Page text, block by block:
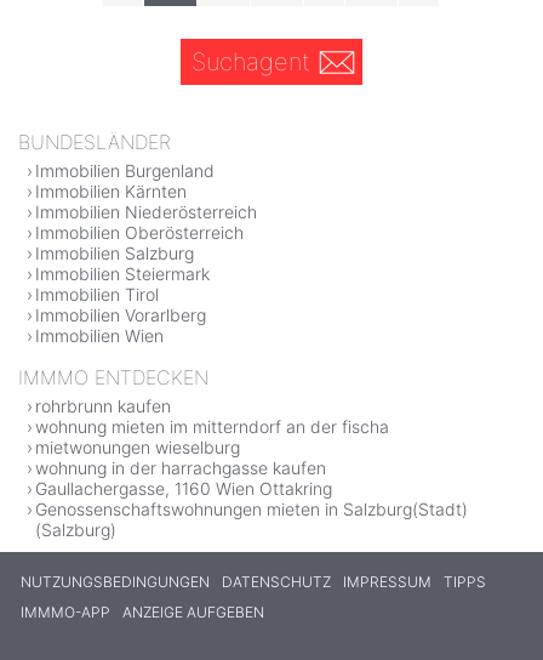
Suchagent
BUNDESLÄNDER
Immobilien Burgenland
Immobilien Kärnten
Immobilien Niederösterreich
Immobilien Oberösterreich
Immobilien Salzburg
Immobilien Steiermark
Immobilien Tirol
Immobilien Vorarlberg
Immobilien Wien
IMMMO ENTDECKEN
rohrbrunn kaufen
wohnung mieten im mitterndorf an der fischa
mietwonungen wieselburg
wohnung in der harrachgasse kaufen
Gaullachergasse, 1160 Wien Ottakring
Genossenschaftswohnungen mieten in Salzburg(Stadt)
(Salzburg)
NUTZUNGSBEDINGUNGEN DATENSCHUTZ IMPRESSUM
TIPPS
IMMMO-APP
ANZEIGE AUFGEBEN